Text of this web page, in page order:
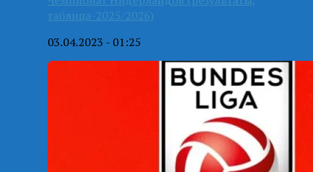
таблица-2025/2026)
03.04.2023 - 01:25